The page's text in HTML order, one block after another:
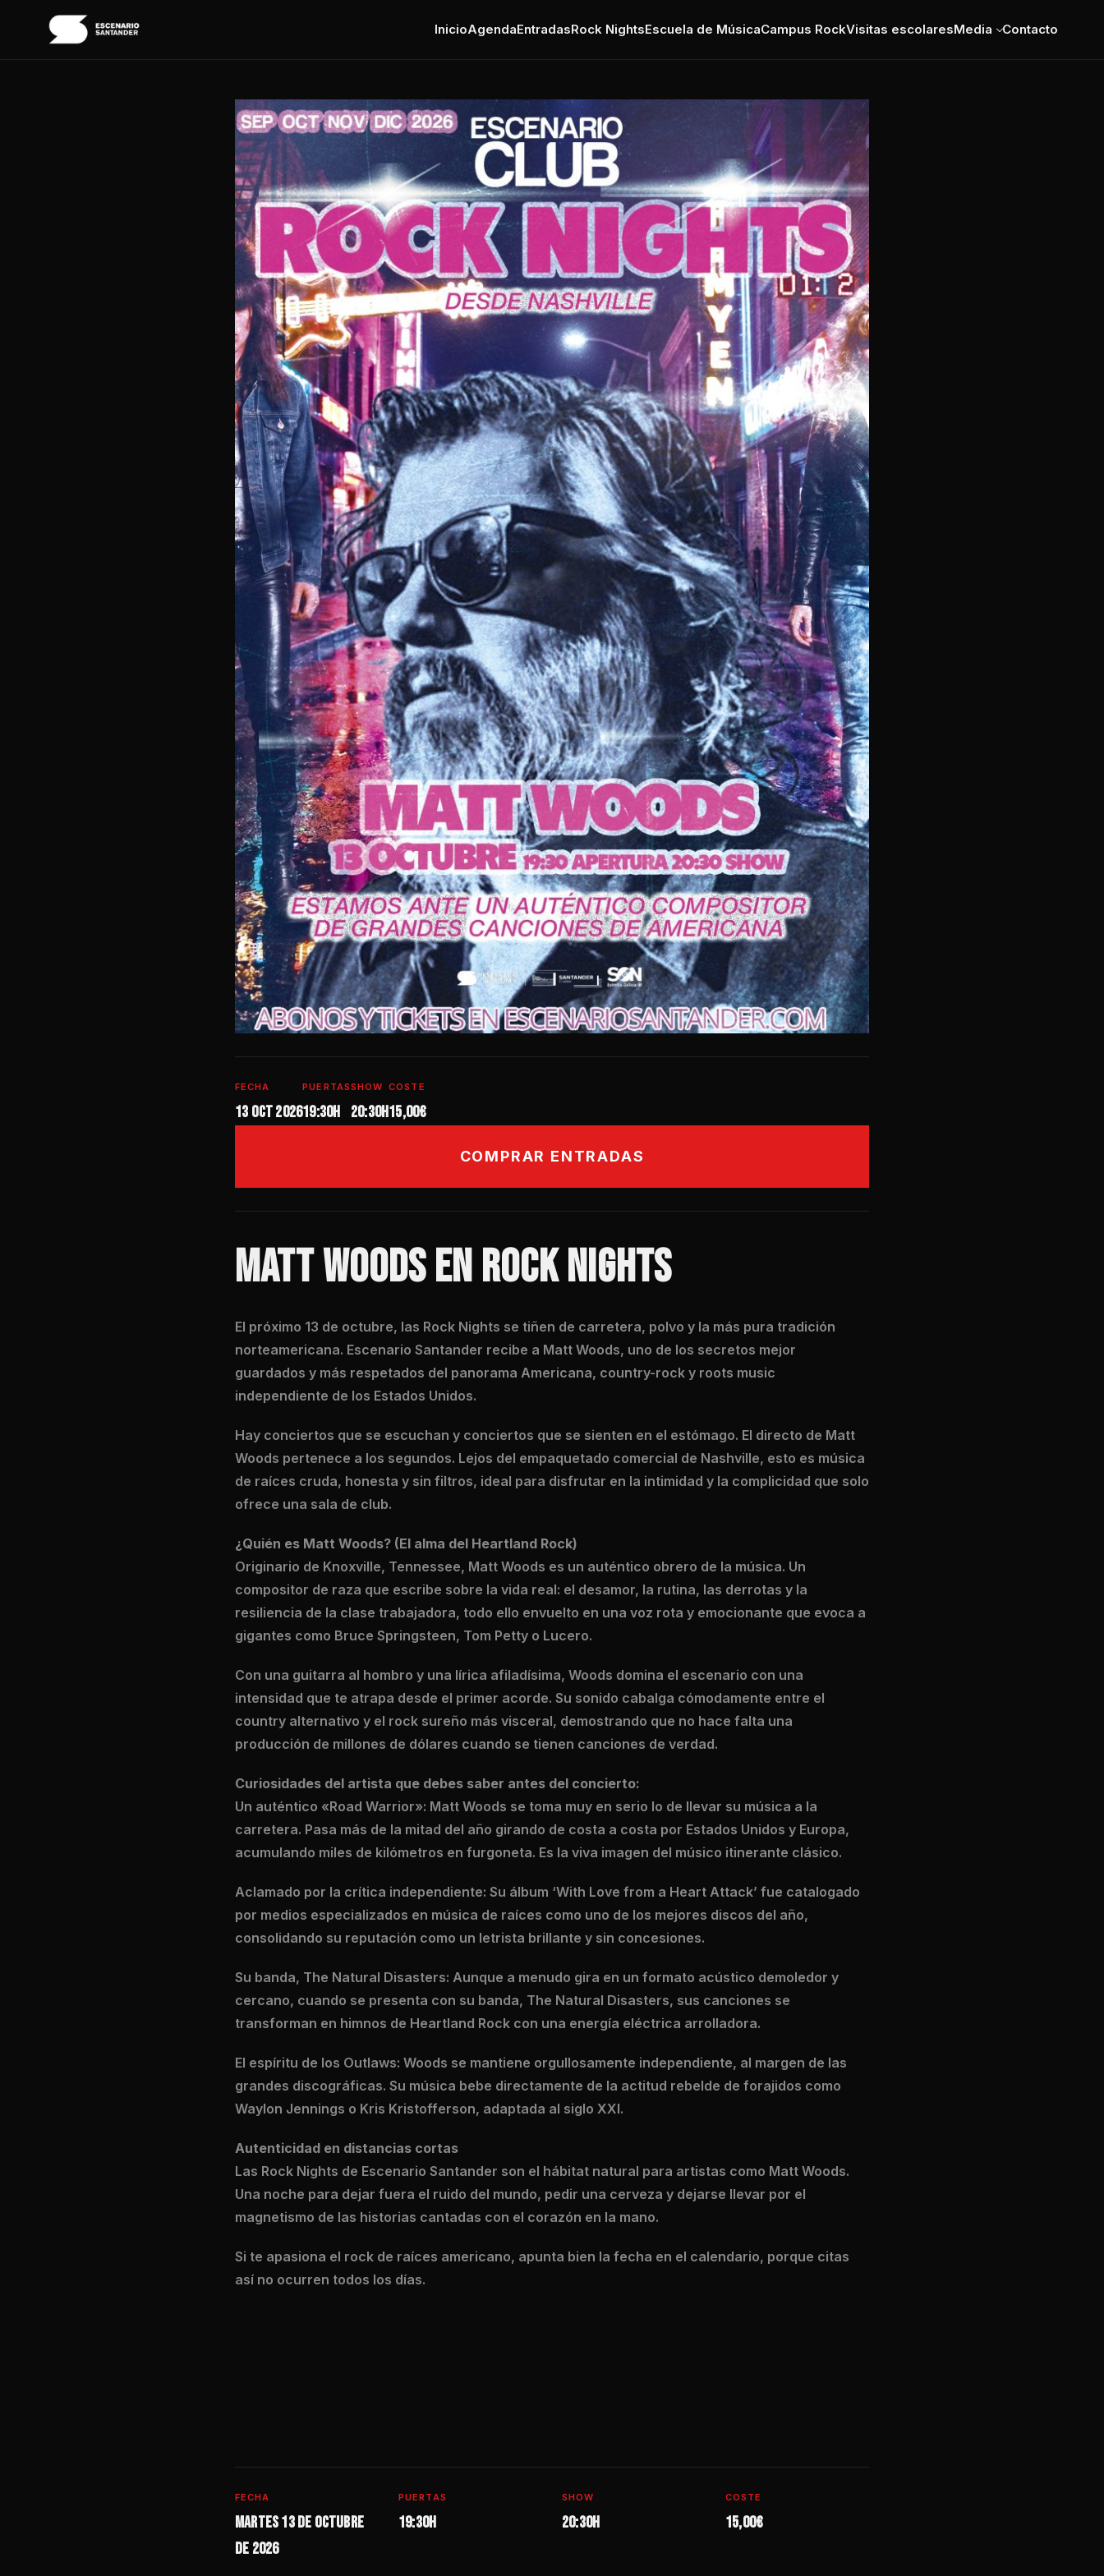
InicioAgendaEntradasRock NightsEscuela de MúsicaCampus RockVisitas escolaresMedia Contacto
FECHA
13 oct 2026
PUERTAS
19:30H
SHOW
20:30h
COSTE
15,00€
COMPRAR ENTRADAS
MATT WOODS EN ROCK NIGHTS
El próximo 13 de octubre, las Rock Nights se tiñen de carretera, polvo y la más pura tradición
norteamericana. Escenario Santander recibe a Matt Woods, uno de los secretos mejor
guardados y más respetados del panorama Americana, country-rock y roots music
independiente de los Estados Unidos.
Hay conciertos que se escuchan y conciertos que se sienten en el estómago. El directo de Matt
Woods pertenece a los segundos. Lejos del empaquetado comercial de Nashville, esto es música
de raíces cruda, honesta y sin filtros, ideal para disfrutar en la intimidad y la complicidad que solo
ofrece una sala de club.
¿Quién es Matt Woods? (El alma del Heartland Rock)
Originario de Knoxville, Tennessee, Matt Woods es un auténtico obrero de la música. Un
compositor de raza que escribe sobre la vida real: el desamor, la rutina, las derrotas y la
resiliencia de la clase trabajadora, todo ello envuelto en una voz rota y emocionante que evoca a
gigantes como Bruce Springsteen, Tom Petty o Lucero.
Con una guitarra al hombro y una lírica afiladísima, Woods domina el escenario con una
intensidad que te atrapa desde el primer acorde. Su sonido cabalga cómodamente entre el
country alternativo y el rock sureño más visceral, demostrando que no hace falta una
producción de millones de dólares cuando se tienen canciones de verdad.
Curiosidades del artista que debes saber antes del concierto:
Un auténtico «Road Warrior»: Matt Woods se toma muy en serio lo de llevar su música a la
carretera. Pasa más de la mitad del año girando de costa a costa por Estados Unidos y Europa,
acumulando miles de kilómetros en furgoneta. Es la viva imagen del músico itinerante clásico.
Aclamado por la crítica independiente: Su álbum ‘With Love from a Heart Attack’ fue catalogado
por medios especializados en música de raíces como uno de los mejores discos del año,
consolidando su reputación como un letrista brillante y sin concesiones.
Su banda, The Natural Disasters: Aunque a menudo gira en un formato acústico demoledor y
cercano, cuando se presenta con su banda, The Natural Disasters, sus canciones se
transforman en himnos de Heartland Rock con una energía eléctrica arrolladora.
El espíritu de los Outlaws: Woods se mantiene orgullosamente independiente, al margen de las
grandes discográficas. Su música bebe directamente de la actitud rebelde de forajidos como
Waylon Jennings o Kris Kristofferson, adaptada al siglo XXI.
Autenticidad en distancias cortas
Las Rock Nights de Escenario Santander son el hábitat natural para artistas como Matt Woods.
Una noche para dejar fuera el ruido del mundo, pedir una cerveza y dejarse llevar por el
magnetismo de las historias cantadas con el corazón en la mano.
Si te apasiona el rock de raíces americano, apunta bien la fecha en el calendario, porque citas
así no ocurren todos los días.
FECHA
Martes 13 de octubre
de 2026
PUERTAS
19:30H
SHOW
20:30h
COSTE
15,00€